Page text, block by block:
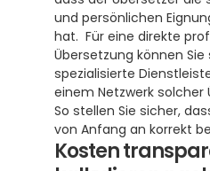
und persönlichen
hat.  Für eine direkte
Übersetzung können
spezialisierte
einem Netzwerk solcher
So stellen Sie sicher,
von Anfang an korrekt
Kosten